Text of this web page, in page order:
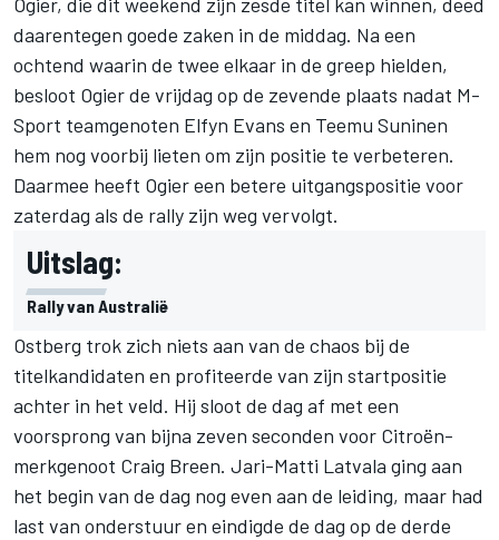
daarentegen goede zaken in de middag. Na een
ochtend waarin de twee elkaar in de greep hielden,
besloot Ogier de vrijdag op de zevende plaats nadat M-
Sport teamgenoten Elfyn Evans en Teemu Suninen
hem nog voorbij lieten om zijn positie te verbeteren.
Daarmee heeft Ogier een betere uitgangspositie voor
zaterdag als de rally zijn weg vervolgt.
Uitslag:
Rally van Australië
Ostberg trok zich niets aan van de chaos bij de
titelkandidaten en profiteerde van zijn startpositie
achter in het veld. Hij sloot de dag af met een
voorsprong van bijna zeven seconden voor Citroën-
merkgenoot Craig Breen. Jari-Matti Latvala ging aan
het begin van de dag nog even aan de leiding, maar had
last van onderstuur en eindigde de dag op de derde